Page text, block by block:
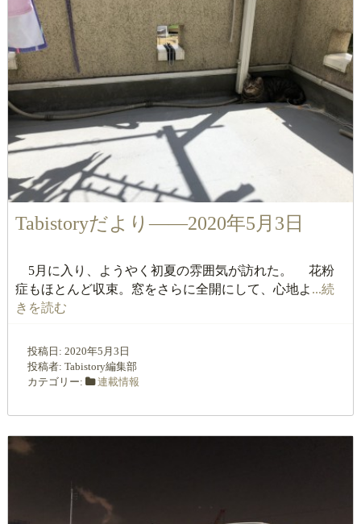
Tabistoryだより――2020年5月3日
5月に入り、ようやく初夏の雰囲気が訪れた。 花粉
症もほとんど収束。窓をさらに全開にして、心地よ ...続
きを読む
投稿日: 2020年5月3日
投稿者: Tabistory編集部
カテゴリー:
連載情報